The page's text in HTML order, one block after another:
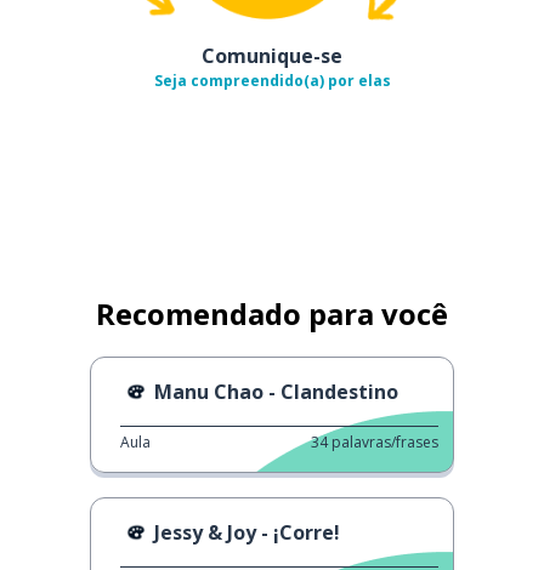
Comunique-se
Seja compreendido(a) por elas
Recomendado para você
Manu Chao - Clandestino
Aula 34 palavras/frases
Jessy & Joy - ¡Corre!